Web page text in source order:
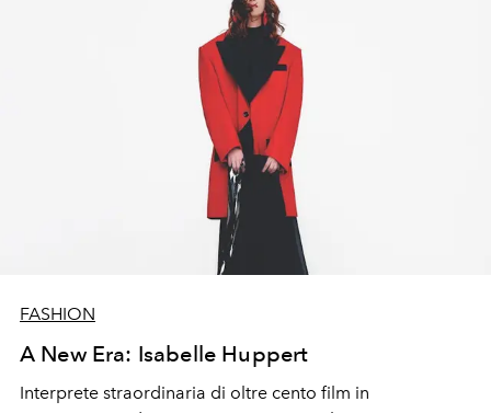
FASHION
A New Era: Isabelle Huppert
Interprete straordinaria di oltre cento film in